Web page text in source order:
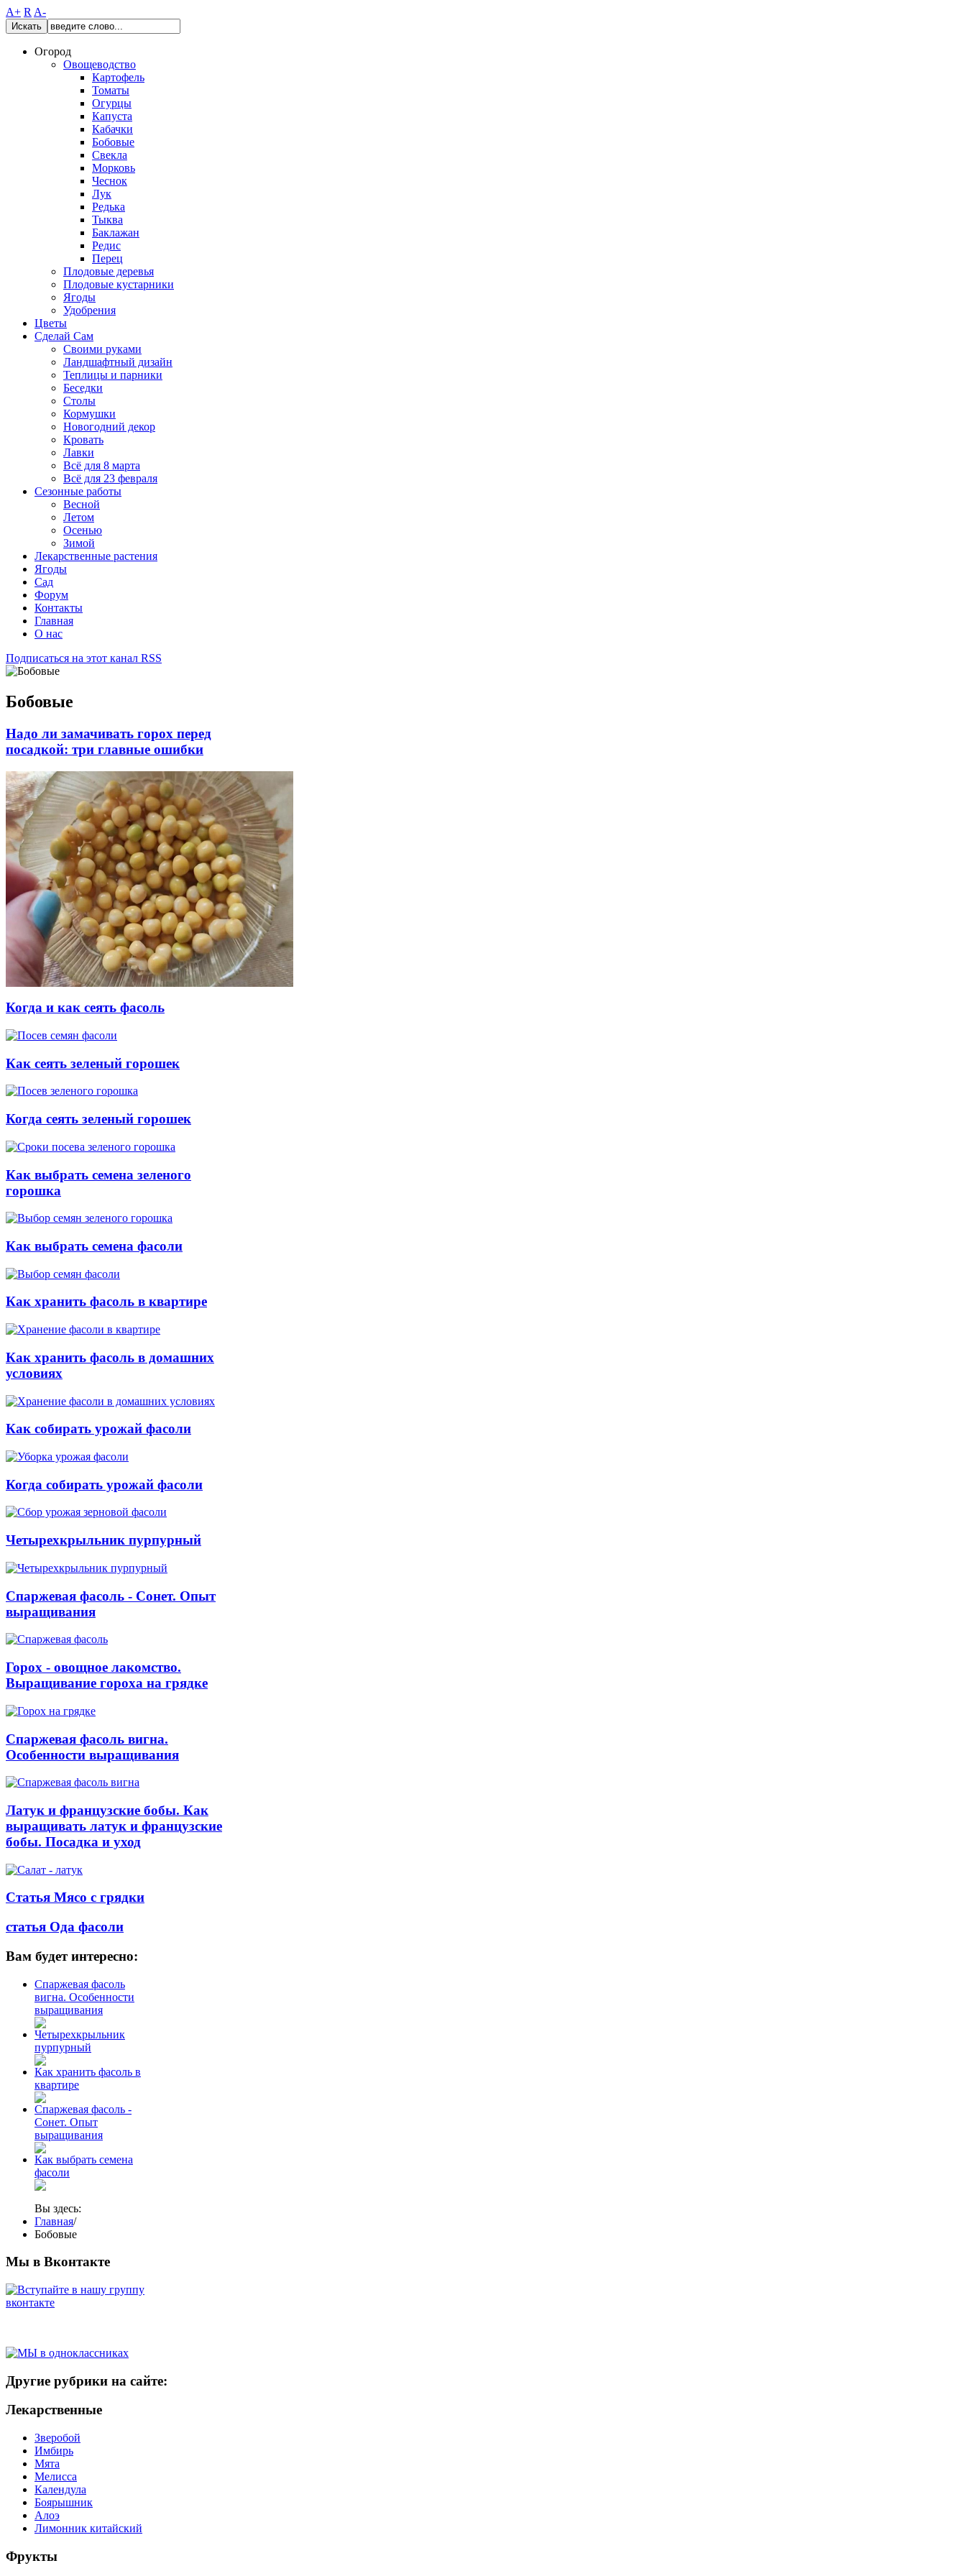
A+ R A-
Искать
Огород
Овощеводство
Картофель
Томаты
Огурцы
Капуста
Кабачки
Бобовые
Свекла
Морковь
Чеснок
Лук
Редька
Тыква
Баклажан
Редис
Перец
Плодовые деревья
Плодовые кустарники
Ягоды
Удобрения
Цветы
Сделай Сам
Своими руками
Ландшафтный дизайн
Теплицы и парники
Беседки
Столы
Кормушки
Новогодний декор
Кровать
Лавки
Всё для 8 марта
Всё для 23 февраля
Сезонные работы
Весной
Летом
Осенью
Зимой
Лекарственные растения
Ягоды
Сад
Форум
Контакты
Главная
О нас
Подписаться на этот канал RSS
Бобовые
Надо ли замачивать горох перед
посадкой: три главные ошибки
Когда и как сеять фасоль
Как сеять зеленый горошек
Когда сеять зеленый горошек
Как выбрать семена зеленого
горошка
Как выбрать семена фасоли
Как хранить фасоль в квартире
Как хранить фасоль в домашних
условиях
Как собирать урожай фасоли
Когда собирать урожай фасоли
Четырехкрыльник пурпурный
Спаржевая фасоль - Сонет. Опыт
выращивания
Горох - овощное лакомство.
Выращивание гороха на грядке
Спаржевая фасоль вигна.
Особенности выращивания
Латук и французские бобы. Как
выращивать латук и французские
бобы. Посадка и уход
Статья Мясо с грядки
статья Ода фасоли
Вам будет интересно:
Спаржевая фасоль
вигна. Особенности
выращивания
Четырехкрыльник
пурпурный
Как хранить фасоль в
квартире
Спаржевая фасоль -
Сонет. Опыт
выращивания
Как выбрать семена
фасоли
Вы здесь:
Главная/
Бобовые
Мы в Вконтакте
Другие рубрики на сайте:
Лекарственные
Зверобой
Имбирь
Мята
Мелисса
Календула
Боярышник
Алоэ
Лимонник китайский
Фрукты